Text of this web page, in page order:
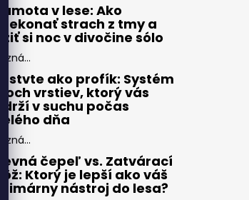
Samota v lese: Ako
prekonať strach z tmy a
užiť si noc v divočine sólo
Pozná...
Vrstvte ako profík: Systém
troch vrstiev, ktorý vás
udrží v suchu počas
celého dňa
Pozná...
Pevná čepeľ vs. Zatvárací
nôž: Ktorý je lepší ako váš
primárny nástroj do lesa?